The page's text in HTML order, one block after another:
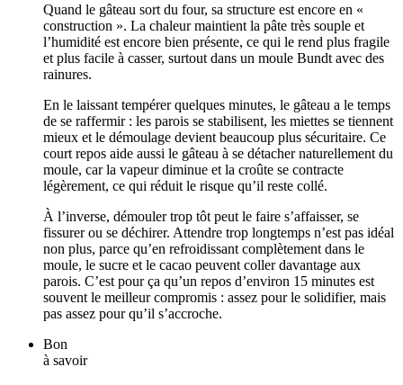
Quand le gâteau sort du four, sa structure est encore en «
construction ». La chaleur maintient la pâte très souple et
l’humidité est encore bien présente, ce qui le rend plus fragile
et plus facile à casser, surtout dans un moule Bundt avec des
rainures.
En le laissant tempérer quelques minutes, le gâteau a le temps
de se raffermir : les parois se stabilisent, les miettes se tiennent
mieux et le démoulage devient beaucoup plus sécuritaire. Ce
court repos aide aussi le gâteau à se détacher naturellement du
moule, car la vapeur diminue et la croûte se contracte
légèrement, ce qui réduit le risque qu’il reste collé.
À l’inverse, démouler trop tôt peut le faire s’affaisser, se
fissurer ou se déchirer. Attendre trop longtemps n’est pas idéal
non plus, parce qu’en refroidissant complètement dans le
moule, le sucre et le cacao peuvent coller davantage aux
parois. C’est pour ça qu’un repos d’environ 15 minutes est
souvent le meilleur compromis : assez pour le solidifier, mais
pas assez pour qu’il s’accroche.
Bon
à savoir